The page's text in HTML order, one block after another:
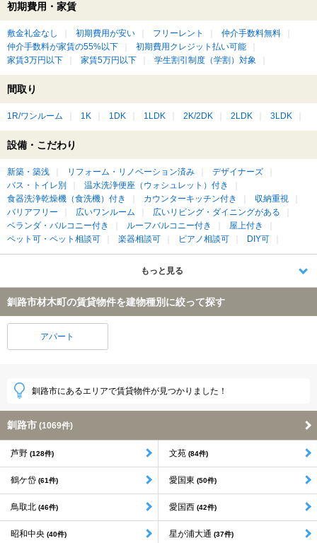
初期費用・家賃
敷金礼金なし 初期費用が安い フリーレント
仲介手数料無料
仲介手数料が家賃の55%以下
初期費用クレジット払い可能
家賃3万円以下
家賃5万円以下 学生割引制度（学割）対象
間取り
1R/ワンルーム 1K 1DK 1LDK 2K/2DK 2LDK 3LDK
設備・こだわり
新築・築浅 リフォーム・リノベーション済み
デザイナーズ
バス・トイレ別
温水洗浄便座（ウォシュレット）付き
食器洗浄乾燥機（食洗機）付き
カウンターキッチン付き
収納重視
バリアフリー
広いワンルーム
広いリビング・ダイニングがある
ベランダ・バルコニー付き
ルーフバルコニー付き
屋上付き
ペット可・ペット相談可
楽器相談可 ピアノ相談可 DIY可
もっと見る
釧路市材木町の賃貸物件を建物種別に絞って探す
アパート
釧路市にあるエリアで賃貸物件が見つかりました！
釧路市 (1069件)
芦野 (128件) 文苑 (84件)
鶴ケ岱 (61件) 愛国東 (50件)
鳥取北 (46件) 愛国西 (42件)
昭和中央 (40件) 星が浦大通 (37件)